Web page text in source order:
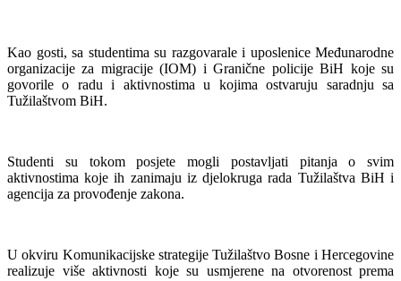
Kao gosti, sa studentima su razgovarale i uposlenice Međunarodne
organizacije za migracije (IOM) i Granične policije BiH koje su
govorile o radu i aktivnostima u kojima ostvaruju saradnju sa
Tužilaštvom BiH.
Studenti su tokom posjete mogli postavljati pitanja o svim
aktivnostima koje ih zanimaju iz djelokruga rada Tužilaštva BiH i
agencija za provođenje zakona.
U okviru Komunikacijske strategije Tužilaštvo Bosne i Hercegovine
realizuje više aktivnosti koje su usmjerene na otvorenost prema